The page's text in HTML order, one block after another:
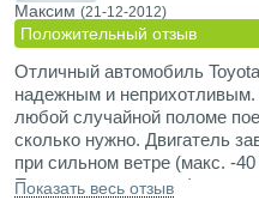
Максим (21-12-2012)
Положительный отзыв
Отличный автомобиль
надежным и
любой случайной поломе
сколько нужно. Двигатель
при сильном ветре (макс. -
Подвеска очень
Показать весь отзыв